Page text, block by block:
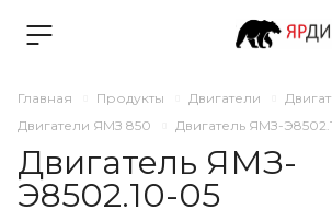
Главная Продукты Двигатели
Двигатели ЯМЗ 850
Двигатель ЯМЗ-
Двигатель ЯМЗ-
Э8502.10-05